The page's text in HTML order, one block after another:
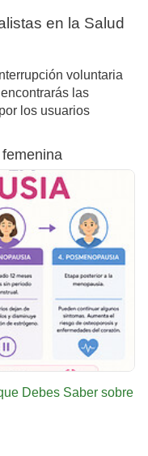
en la Salud
voluntaria
las
los usuarios
Debes Saber sobre